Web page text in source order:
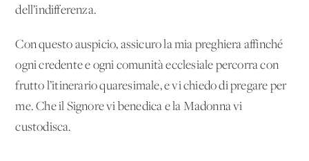
dell’indifferenza.
Con questo auspicio, assicuro la mia preghiera affinché
ogni credente e ogni comunità ecclesiale percorra con
frutto l’itinerario quaresimale, e vi chiedo di pregare per
me. Che il Signore vi benedica e la Madonna vi
custodisca.